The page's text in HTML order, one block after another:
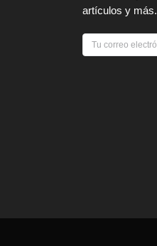
artículos y más.